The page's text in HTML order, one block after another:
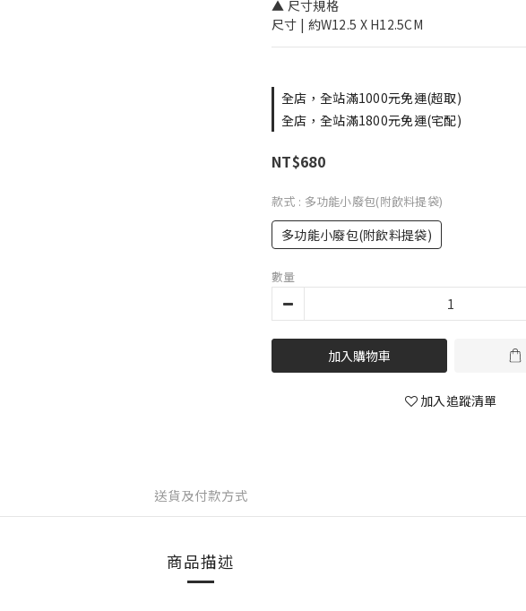
▲ 尺寸規格
尺寸 | 約W12.5 X H12.5CM
全店，全站滿1000元免運(超取)
全店，全站滿1800元免運(宅配)
NT$680
款式 : 多功能小廢包(附飲料提袋)
多功能小廢包(附飲料提袋)
數量
加入購物車
加入追蹤清單
送貨及付款方式
商品描述